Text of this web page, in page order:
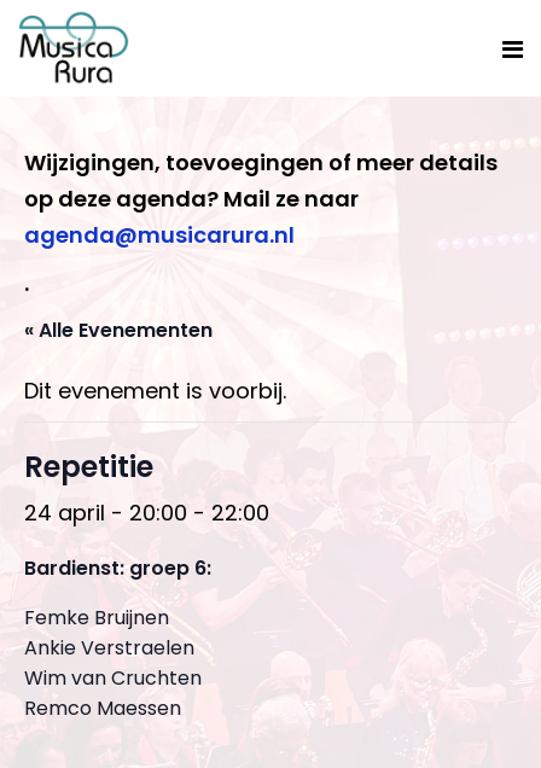
Wijzigingen, toevoegingen of meer details
op deze agenda? Mail ze naar
agenda@musicarura.nl
.
« Alle Evenementen
Dit evenement is voorbij.
Repetitie
24 april - 20:00 - 22:00
Bardienst: groep 6:
Femke Bruijnen
Ankie Verstraelen
Wim van Cruchten
Remco Maessen